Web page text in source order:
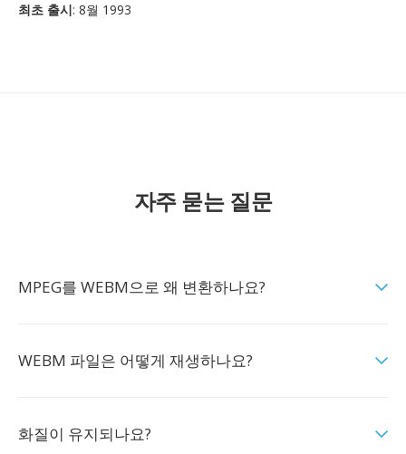
최초 출시: 8월 1993
자주 묻는 질문
MPEG를 WEBM으로 왜 변환하나요?
WEBM 파일은 어떻게 재생하나요?
화질이 유지되나요?